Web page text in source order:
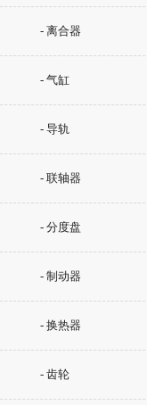
- 离合器
- 气缸
- 导轨
- 联轴器
- 分度盘
- 制动器
- 换热器
- 齿轮